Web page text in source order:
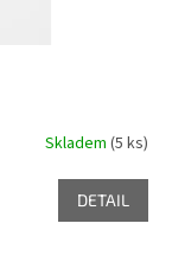
Skladem (5 ks)
DETAIL